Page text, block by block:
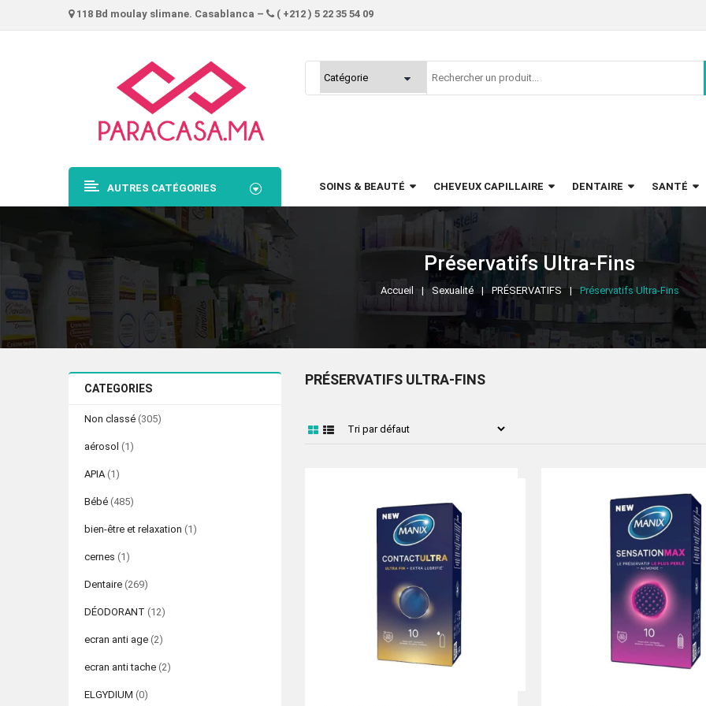
118 Bd moulay slimane. Casablanca – ( +212 ) 5 22 35 54 09
AUTRES CATÉGORIES SOINS & BEAUTÉ CHEVEUX CAPILLAIRE DENTAIRE SANTÉ
Préservatifs Ultra-Fins
Accueil Sexualité PRÉSERVATIFS Préservatifs Ultra-Fins
CATEGORIES
Non classé (305)
aérosol (1)
APIA (1)
Bébé (485)
bien-être et relaxation (1)
cernes (1)
Dentaire (269)
DÉODORANT (12)
ecran anti age (2)
ecran anti tache (2)
ELGYDIUM (0)
PRÉSERVATIFS ULTRA-FINS